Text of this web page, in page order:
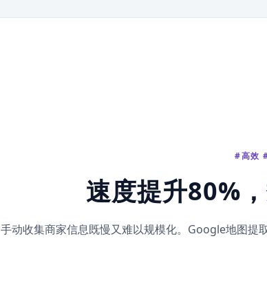
#高效
速度提升80%
手动收集商家信息既慢又难以规模化。Google地图提